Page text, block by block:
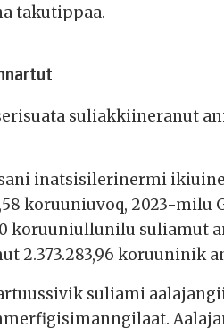
takutippaa.
suliakkiineranut
inatsisilerinermi
koruuniuvoq, 2023-
koruuniullunilu
2.373.283,96 koruuninik
suliami